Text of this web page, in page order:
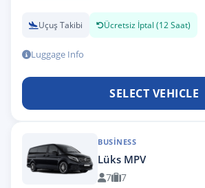
Uçuş Takibi Ücretsiz İptal (12 Saat)
Luggage Info
SELECT VEHICLE
BUSINESS
Lüks MPV
7 7